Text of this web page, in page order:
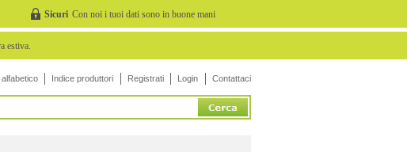
Sicuri Con noi i tuoi dati sono in buone mani
estiva.
alfabetico Indice produttori Registrati Login Contattaci